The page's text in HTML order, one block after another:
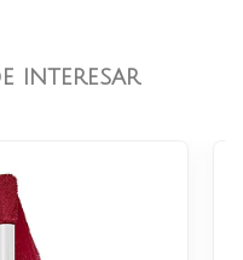
interesar